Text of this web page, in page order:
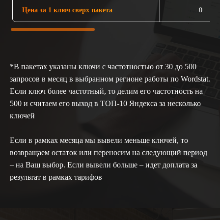
Цена за 1 ключ сверх пакета 0
*В пакетах указаны ключи с частотностью от 30 до 500
запросов в месяц в выбранном регионе работы по Wordstat.
Если ключ более частотный, то делим его частотность на
500 и считаем его выход в ТОП-10 Яндекса за несколько
ключей
Если в рамках месяца мы вывели меньше ключей, то
возвращаем остаток или переносим на следующий период
– на Ваш выбор. Если вывели больше – идет доплата за
результат в рамках тарифов